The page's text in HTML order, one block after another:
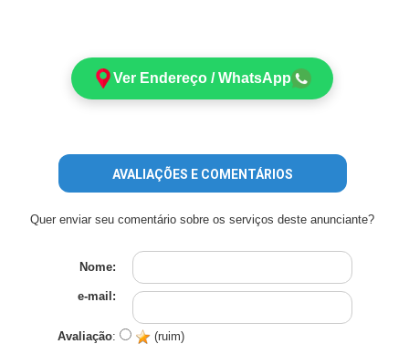
Ver Endereço / WhatsApp
AVALIAÇÕES E COMENTÁRIOS
Quer enviar seu comentário sobre os serviços deste anunciante?
Nome:
e-mail:
Avaliação:
(ruim)